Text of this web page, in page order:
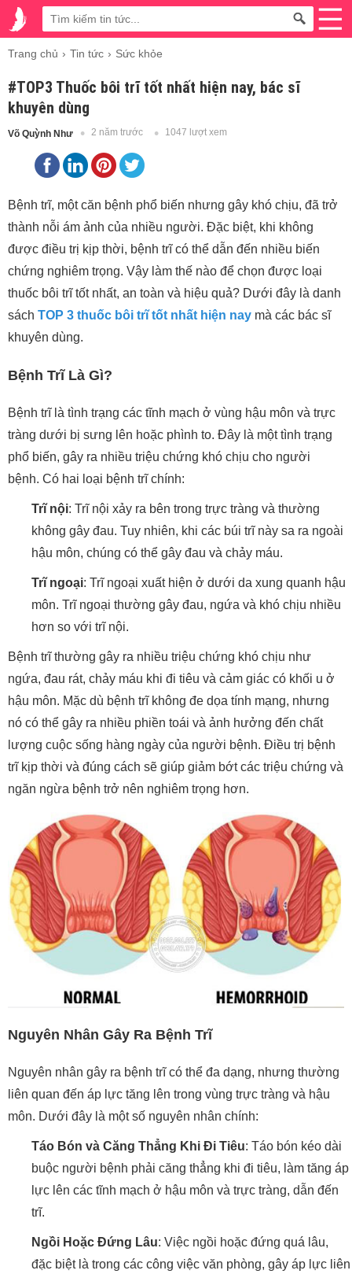
Trang chủ Tin tức Sức khỏe
#TOP3 Thuốc bôi trĩ tốt nhất hiện nay, bác sĩ
khuyên dùng
Võ Quỳnh Như 2 năm trước 1047 lượt xem
Bệnh trĩ, một căn bệnh phổ biến nhưng gây khó chịu, đã trở
thành nỗi ám ảnh của nhiều người. Đặc biệt, khi không
được điều trị kịp thời, bệnh trĩ có thể dẫn đến nhiều biến
chứng nghiêm trọng. Vậy làm thế nào để chọn được loại
thuốc bôi trĩ tốt nhất, an toàn và hiệu quả? Dưới đây là danh
sách TOP 3 thuốc bôi trĩ tốt nhất hiện nay mà các bác sĩ
khuyên dùng.
Bệnh Trĩ Là Gì?
Bệnh trĩ là tình trạng các tĩnh mạch ở vùng hậu môn và trực
tràng dưới bị sưng lên hoặc phình to. Đây là một tình trạng
phổ biến, gây ra nhiều triệu chứng khó chịu cho người
bệnh. Có hai loại bệnh trĩ chính:
Trĩ nội: Trĩ nội xảy ra bên trong trực tràng và thường
không gây đau. Tuy nhiên, khi các búi trĩ này sa ra ngoài
hậu môn, chúng có thể gây đau và chảy máu.
Trĩ ngoại: Trĩ ngoại xuất hiện ở dưới da xung quanh hậu
môn. Trĩ ngoại thường gây đau, ngứa và khó chịu nhiều
hơn so với trĩ nội.
Bệnh trĩ thường gây ra nhiều triệu chứng khó chịu như
ngứa, đau rát, chảy máu khi đi tiêu và cảm giác có khối u ở
hậu môn. Mặc dù bệnh trĩ không đe dọa tính mạng, nhưng
nó có thể gây ra nhiều phiền toái và ảnh hưởng đến chất
lượng cuộc sống hàng ngày của người bệnh. Điều trị bệnh
trĩ kịp thời và đúng cách sẽ giúp giảm bớt các triệu chứng và
ngăn ngừa bệnh trở nên nghiêm trọng hơn.
Nguyên Nhân Gây Ra Bệnh Trĩ
Nguyên nhân gây ra bệnh trĩ có thể đa dạng, nhưng thường
liên quan đến áp lực tăng lên trong vùng trực tràng và hậu
môn. Dưới đây là một số nguyên nhân chính:
Táo Bón và Căng Thẳng Khi Đi Tiêu: Táo bón kéo dài
buộc người bệnh phải căng thẳng khi đi tiêu, làm tăng áp
lực lên các tĩnh mạch ở hậu môn và trực tràng, dẫn đến
trĩ.
Ngồi Hoặc Đứng Lâu: Việc ngồi hoặc đứng quá lâu,
đặc biệt là trong các công việc văn phòng, gây áp lực liên